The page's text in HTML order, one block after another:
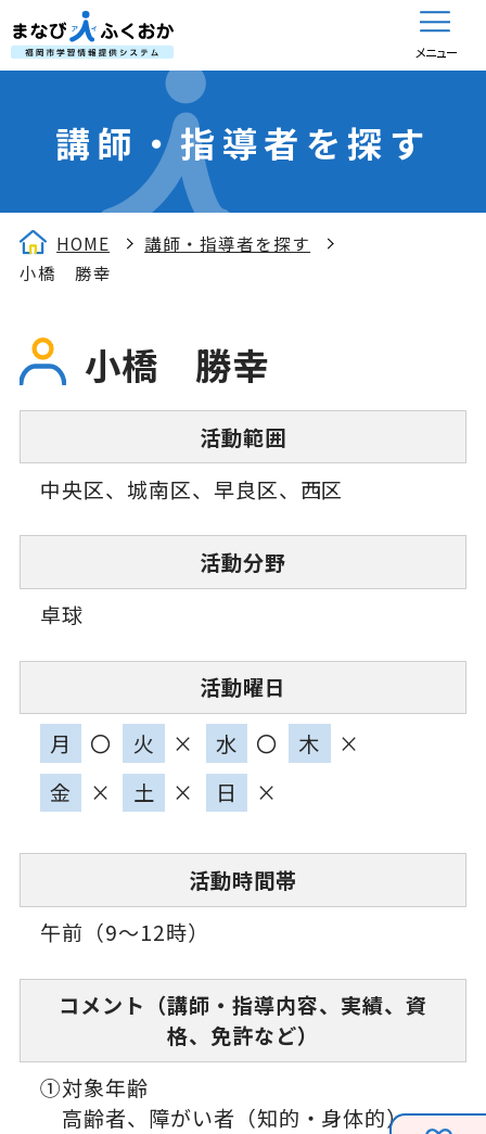
メニュー
講師・指導者を探す
HOME
講師・指導者を探す
小橋 勝幸
小橋 勝幸
活動範囲
中央区、城南区、早良区、西区
活動分野
卓球
活動曜日
月
〇 火 × 水 〇 木
×
金
× 土 × 日 ×
活動時間帯
午前（9～12時）
コメント（講師・指導内容、実績、資
格、免許など）
①対象年齢
高齢者、障がい者（知的・身体的）